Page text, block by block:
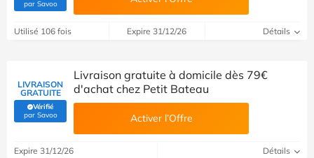
par Savoo(Vérifié par Savoo)
Utilisé 106 fois Expire 31/12/26 Détails
LIVRAISON
GRATUITE
Vérifié
par Savoo(Vérifié par Savoo)
Livraison gratuite à domicile dès 79€
d'achat chez Petit Bateau
Activer l’Offre
Expire 31/12/26 Détails